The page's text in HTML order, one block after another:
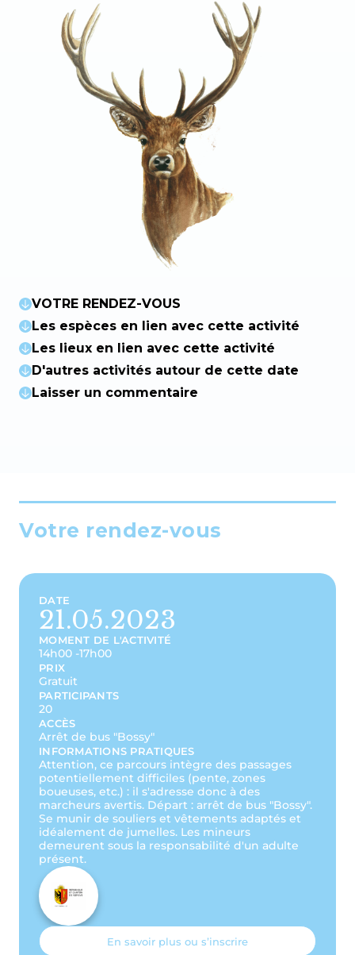
VOTRE RENDEZ-VOUS
Les espèces en lien avec cette activité
Les lieux en lien avec cette activité
D'autres activités autour de cette date
Laisser un commentaire
Votre rendez-vous
DATE
21.05.2023
MOMENT DE L'ACTIVITÉ
14h00 -17h00
PRIX
Gratuit
PARTICIPANTS
20
ACCÈS
Arrêt de bus "Bossy"
INFORMATIONS PRATIQUES
Attention, ce parcours intègre des passages
potentiellement difficiles (pente, zones
boueuses, etc.) : il s'adresse donc à des
marcheurs avertis. Départ : arrêt de bus "Bossy".
Se munir de souliers et vêtements adaptés et
idéalement de jumelles. Les mineurs
demeurent sous la responsabilité d'un adulte
présent.
En savoir plus ou s’inscrire